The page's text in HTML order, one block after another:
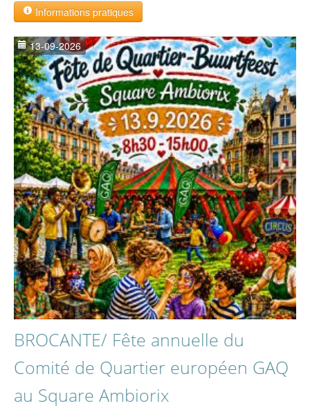
Informations pratiques
13-09-2026
BROCANTE/ Fête annuelle du
Comité de Quartier européen GAQ
au Square Ambiorix